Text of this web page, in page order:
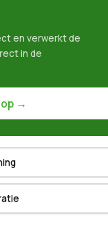
en verwerkt de
in de
→